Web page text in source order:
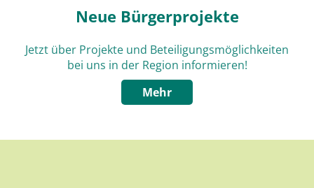
Neue Bürgerprojekte
Jetzt über Projekte und Beteiligungsmöglichkeiten
bei uns in der Region informieren!
Mehr